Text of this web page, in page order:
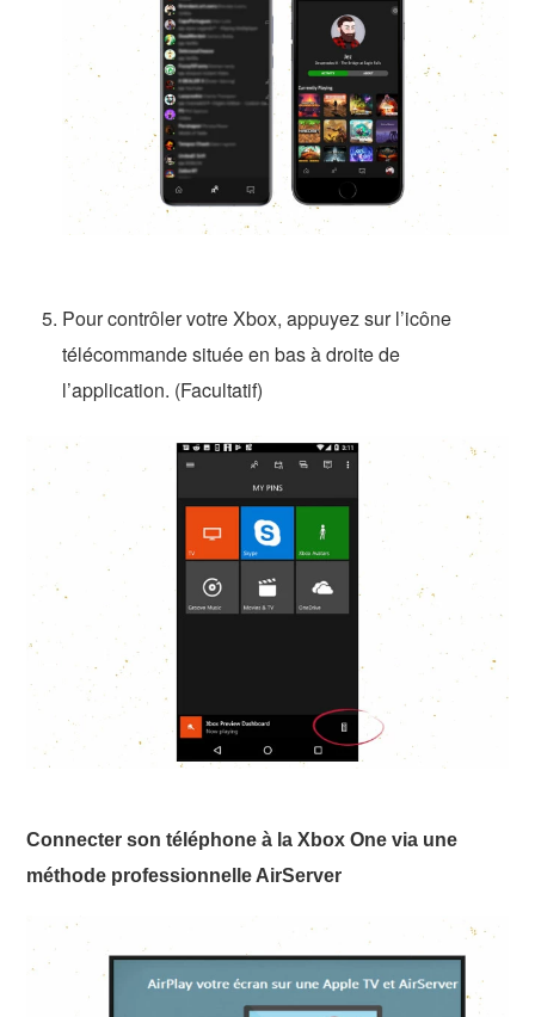
Pour contrôler votre Xbox, appuyez sur l’icône
télécommande située en bas à droite de
l’application. (Facultatif)
Connecter son téléphone à la Xbox One via une
méthode professionnelle AirServer